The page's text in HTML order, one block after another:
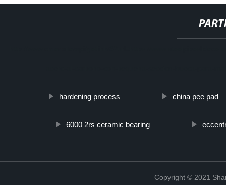
hardening process china pee pad
6000 2rs ceramic bearing
Copyright © 2021